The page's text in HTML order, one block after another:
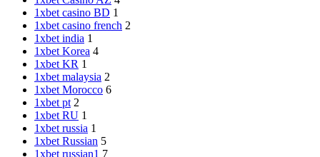
1xbet casino BD 1
1xbet casino french 2
1xbet india 1
1xbet Korea 4
1xbet KR 1
1xbet malaysia 2
1xbet Morocco 6
1xbet pt 2
1xbet RU 1
1xbet russia 1
1xbet Russian 5
1xbet russian1 7